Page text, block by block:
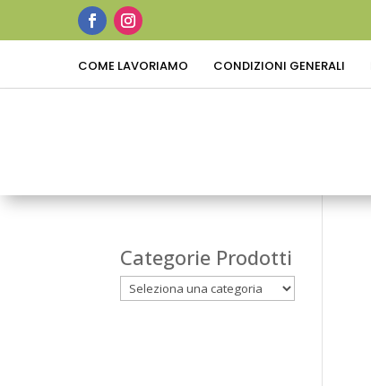
COME LAVORIAMO CONDIZIONI GENERALI
Categorie Prodotti